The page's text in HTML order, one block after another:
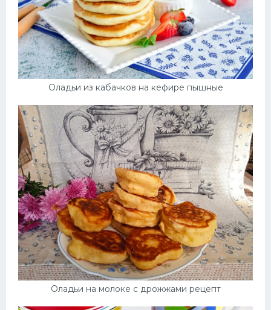
Оладьи из кабачков на кефире пышные
Оладьи на молоке с дрожжами рецепт